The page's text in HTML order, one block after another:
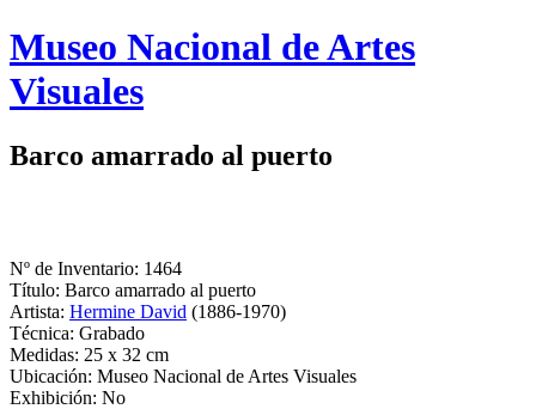
Logo
MNAV
Museo Nacional de Artes
Visuales
Barco amarrado al puerto
Nº de Inventario: 1464
Título: Barco amarrado al puerto
Artista: Hermine David (1886-1970)
Técnica: Grabado
Medidas: 25 x 32 cm
Ubicación: Museo Nacional de Artes Visuales
Exhibición: No